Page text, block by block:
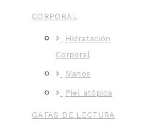
CORPORAL
Hidratación
Corporal
Manos
Piel atópica
GAFAS DE LECTURA